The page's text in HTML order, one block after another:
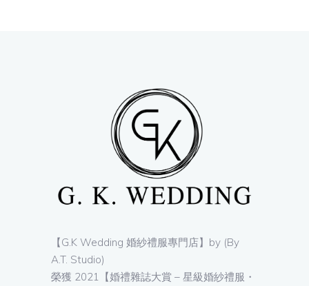
【G.K Wedding 婚紗禮服專門店】by (By
A.T. Studio)
榮獲 2021【婚禮雜誌大賞 – 星級婚紗禮服・